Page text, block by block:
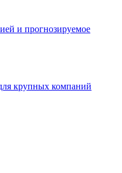
и прогнозируемое
крупных компаний